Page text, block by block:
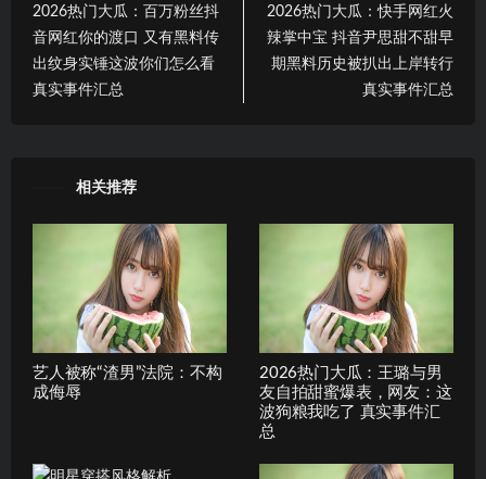
2026热门大瓜：百万粉丝抖
音网红你的渡口 又有黑料传
出纹身实锤这波你们怎么看
真实事件汇总
2026热门大瓜：快手网红火
辣掌中宝 抖音尹思甜不甜早
期黑料历史被扒出上岸转行
真实事件汇总
相关推荐
艺人被称“渣男”法院：不构
成侮辱
2026热门大瓜：王璐与男
友自拍甜蜜爆表，网友：这
波狗粮我吃了 真实事件汇
总